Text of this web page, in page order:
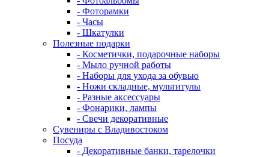
- Фоторамки
- Часы
- Шкатулки
Полезные подарки
- Косметички, подарочные наборы
- Мыло ручной работы
- Наборы для ухода за обувью
- Ножи складные, мультитулы
- Разные аксессуары
- Фонарики, лампы
- Свечи декоративные
Сувениры с Владивостоком
Посуда
- Декоративные банки, тарелочки